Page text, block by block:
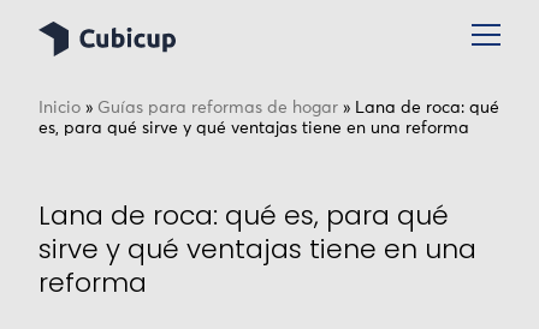
Inicio » Guías para reformas de hogar » Lana de roca: qué
es, para qué sirve y qué ventajas tiene en una reforma
Lana de roca: qué es, para qué
sirve y qué ventajas tiene en una
reforma